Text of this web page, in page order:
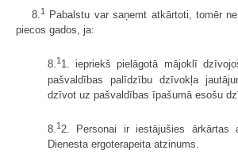
8.1
Pabalstu var saņemt atkārtoti, tomēr
piecos gados, ja:
8.1 1. iepriekš pielāgotā mājoklī
pašvaldības palīdzību dzīvokļa
dzīvot uz pašvaldības īpašumā esošu
8. 1 2. Personai ir iestājušies ārkārtas
Dienesta ergoterapeita atzinums.